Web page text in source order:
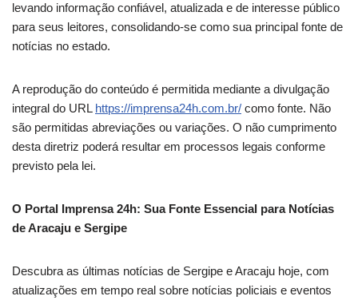
levando informação confiável, atualizada e de interesse público
para seus leitores, consolidando-se como sua principal fonte de
notícias no estado.
A reprodução do conteúdo é permitida mediante a divulgação
integral do URL https://imprensa24h.com.br/ como fonte. Não
são permitidas abreviações ou variações. O não cumprimento
desta diretriz poderá resultar em processos legais conforme
previsto pela lei.
O Portal Imprensa 24h: Sua Fonte Essencial para Notícias
de Aracaju e Sergipe
Descubra as últimas notícias de Sergipe e Aracaju hoje, com
atualizações em tempo real sobre notícias policiais e eventos